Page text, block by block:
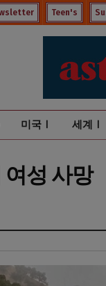
Teen's
미국Ⅰ 세계Ⅰ
여성 사망